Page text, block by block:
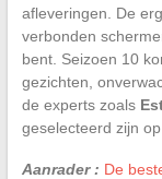
afleveringen. De
verbonden
bent. Seizoen 10
gezichten,
de experts zoals
geselecteerd zijn
Aanrader : De